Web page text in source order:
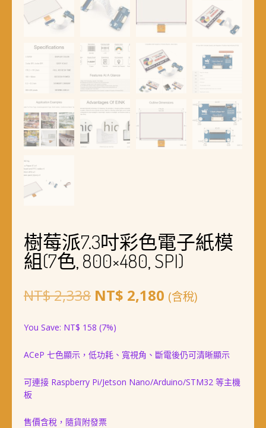
樹莓派7.3吋彩色電子紙模
組(7色, 800×480, SPI)
NT$2,338 原
價
格：
NT$ 2,338。
NT$ 2,180 目
格：
NT$ 2,180。
(含稅)
You Save: NT$ 158 (7%)
ACeP 七色顯示，低功耗、寬視角、斷電後仍可清晰顯示
可連接 Raspberry Pi/Jetson Nano/Arduino/STM32 等主機
板
售價含稅，隨貨附發票